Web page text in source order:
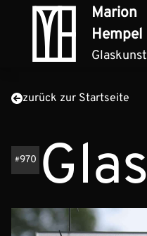
Zum Inhalt springenMarion
Hempel
Glaskunst
zurück zur Startseite
970